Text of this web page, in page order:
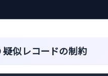
疑似レコードの制約